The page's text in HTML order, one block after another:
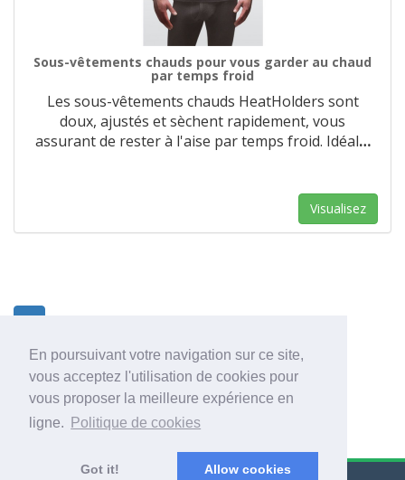
En poursuivant votre navigation sur ce site,
vous acceptez l'utilisation de cookies pour
vous proposer la meilleure expérience en
ligne.
Politique de cookies
Got it! Allow cookies
Sous-vêtements chauds pour vous garder au chaud
par temps froid
Les sous-vêtements chauds HeatHolders sont
doux, ajustés et sèchent rapidement, vous
assurant de rester à l'aise par temps froid. Idéal…
Visualisez
1